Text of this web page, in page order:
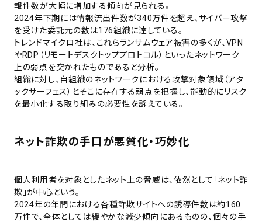
報件数が大幅に増加する傾向が見られる。
2024年下期には情報流出件数が340万件を超え、サイバー攻撃
を受けた委託元の数は176組織に達している。
トレンドマイクロ社は、これらランサムウェア被害の多くが、VPN
やRDP（リモートデスクトッププロトコル）といったネットワーク
上の弱点を突かれたものであると分析。
組織に対し、自組織のネットワークにおける攻撃対象領域（アタ
ックサーフェス）とそこに存在する弱点を把握し、能動的にリスク
を最小化する取り組みの必要性を訴えている。
ネット詐欺の手口が悪質化・巧妙化
個人利用者を対象としたネット上の脅威は、依然として「ネット詐
欺」が中心という。
2024年の年間における各種詐欺サイトへの誘導件数は約160
万件で、全体としては緩やかな減少傾向にあるものの、個々の手